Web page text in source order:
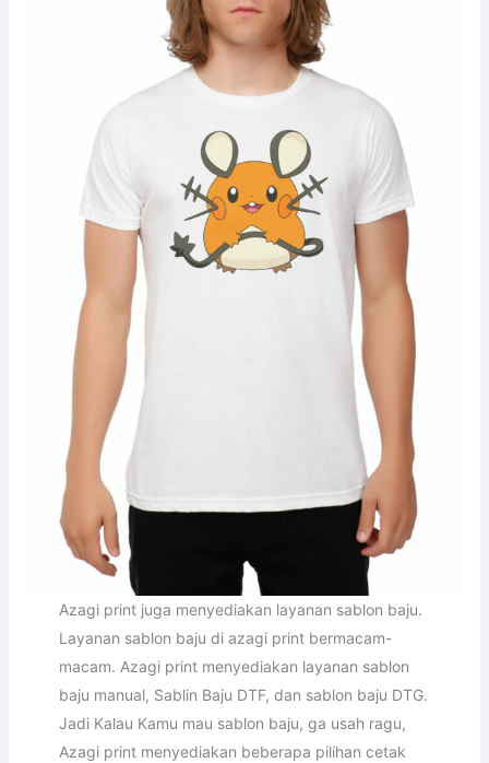
Azagi print juga menyediakan layanan sablon baju.
Layanan sablon baju di azagi print bermacam-
macam. Azagi print menyediakan layanan sablon
baju manual, Sablin Baju DTF, dan sablon baju DTG.
Jadi Kalau Kamu mau sablon baju, ga usah ragu,
Azagi print menyediakan beberapa pilihan cetak